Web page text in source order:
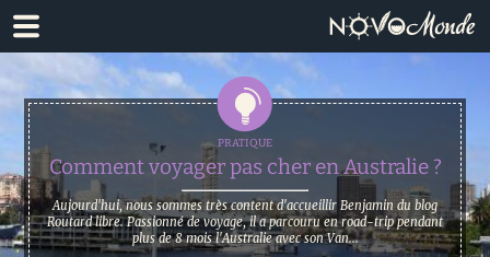
Passer
navigation
principale
Passer
au
contenu
principal
Comment voyager pas cher en Australie ?
Aujourd'hui, nous sommes très content d'accueillir Benjamin du blog
Routard libre. Passionné de voyage, il a parcouru en road-trip pendant
plus de 8 mois l'Australie avec son Van...